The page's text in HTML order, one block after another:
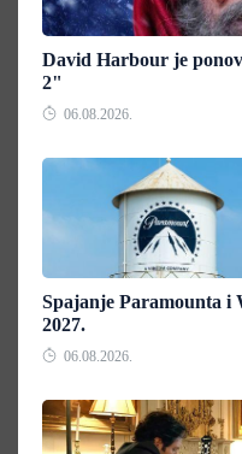
David Harbour je
2"
06.08.2026.
Spajanje Paramounta i
2027.
06.08.2026.